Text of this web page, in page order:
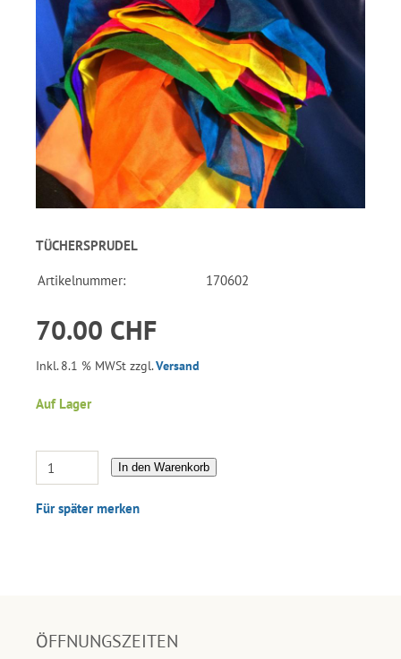
TÜCHERSPRUDEL
Artikelnummer: 170602
70.00 CHF
Inkl. 8.1 % MWSt zzgl.Versand
Auf Lager
In den Warenkorb
Für später merken
ÖFFNUNGSZEITEN